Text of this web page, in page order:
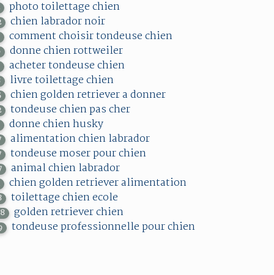
photo toilettage chien
chien labrador noir
comment choisir tondeuse chien
donne chien rottweiler
acheter tondeuse chien
livre toilettage chien
chien golden retriever a donner
tondeuse chien pas cher
donne chien husky
alimentation chien labrador
tondeuse moser pour chien
animal chien labrador
chien golden retriever alimentation
toilettage chien ecole
golden retriever chien
tondeuse professionnelle pour chien